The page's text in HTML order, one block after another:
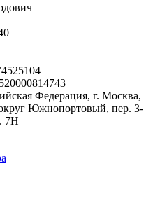
Федерация, г. Москва,
Южнопортовый, пер. 3-
7Н